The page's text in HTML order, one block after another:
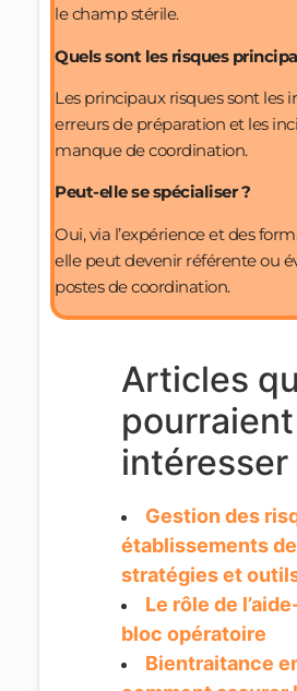
le champ stérile.
Quels sont les risques
Les principaux risques sont les
erreurs de préparation et les
manque de coordination.
Peut-elle se spécialiser ?
Oui, via l’expérience et des
elle peut devenir référente ou
postes de coordination.
Articles
intéresser
Gestion des
établissements
stratégies et
Le rôle de
bloc opératoire
Bientraitance